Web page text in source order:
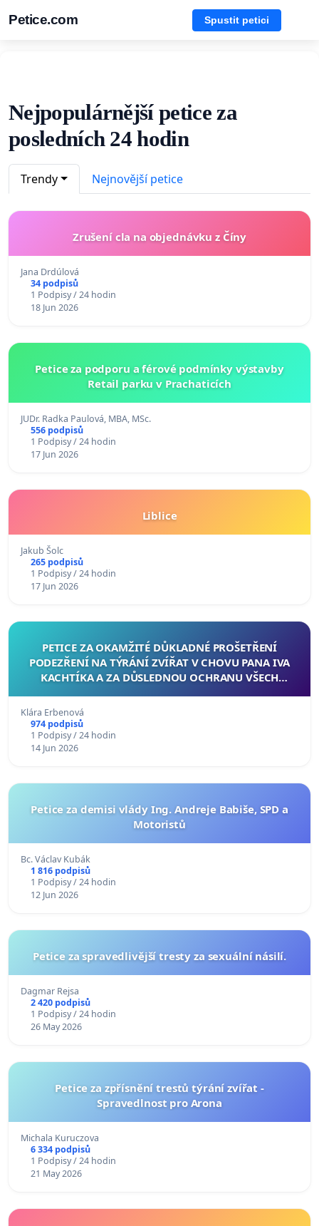
Petice.com Spustit petici
Nejpopulárnější petice za
posledních 24 hodin
Trendy Nejnovější petice
Zrušení cla na objednávku z Číny
Jana Drdúlová
34 podpisů
1 Podpisy / 24 hodin
18 Jun 2026
Petice za podporu a férové podmínky výstavby
Retail parku v Prachaticích
JUDr. Radka Paulová, MBA, MSc.
556 podpisů
1 Podpisy / 24 hodin
17 Jun 2026
Liblice
Jakub Šolc
265 podpisů
1 Podpisy / 24 hodin
17 Jun 2026
PETICE ZA OKAMŽITÉ DŮKLADNÉ PROŠETŘENÍ
PODEZŘENÍ NA TÝRÁNÍ ZVÍŘAT V CHOVU PANA IVA
KACHTÍKA A ZA DŮSLEDNOU OCHRANU VŠECH
Klára Erbenová
974 podpisů
1 Podpisy / 24 hodin
14 Jun 2026
Petice za demisi vlády Ing. Andreje Babiše, SPD a
Motoristů
Bc. Václav Kubák
1 816 podpisů
1 Podpisy / 24 hodin
12 Jun 2026
Petice za spravedlivější tresty za sexuální násilí.
Dagmar Rejsa
2 420 podpisů
1 Podpisy / 24 hodin
26 May 2026
Petice za zpřísnění trestů týrání zvířat -
Spravedlnost pro Arona
Michala Kuruczova
6 334 podpisů
1 Podpisy / 24 hodin
21 May 2026